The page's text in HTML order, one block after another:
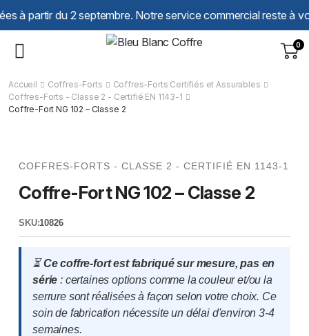
du 2 septembre. Notre service commercial reste à votre
0
Accueil Coffres-Forts
Coffres-Forts Certifiés et Assurables
Coffres-Forts - Classe 2 - Certifié EN 1143-1
Coffre-Fort NG 102 – Classe 2
COFFRES-FORTS - CLASSE 2 - CERTIFIÉ EN 1143-1
Coffre-Fort NG 102 – Classe 2
SKU:10826
⏳Ce coffre-fort est fabriqué sur mesure, pas en
série : certaines options comme la couleur et/ou la
serrure sont réalisées à façon selon votre choix. Ce
soin de fabrication nécessite un délai d'environ 3-4
semaines.
Panneau de gestion des cookies